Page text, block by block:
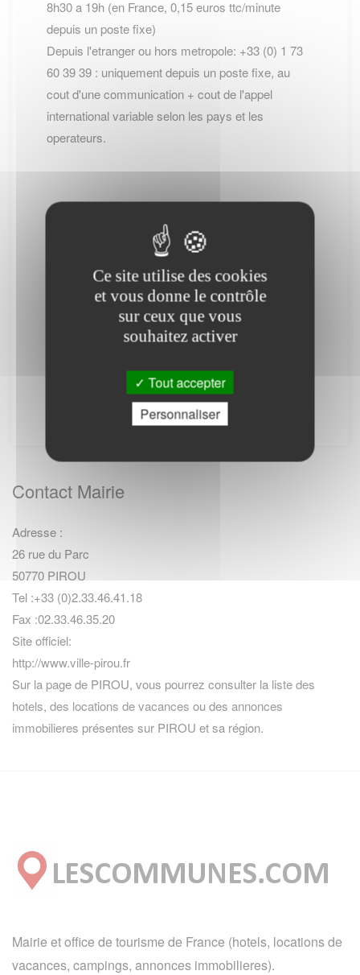
8h30 a 19h (en France, 0,15 euros ttc/minute
depuis un poste fixe)
Depuis l'etranger ou hors metropole: +33 (0) 1 73
60 39 39 : uniquement depuis un poste fixe, au
cout d'une communication + cout de l'appel
international variable selon les pays et les
operateurs.
-- Cliquez ici pour revenir sur la page de
(*) : Attention des frais téléphoniques peuvent
être appliqués.
PS : Le site www.lescommunes.com n'a aucun
simplement de vous connecter à leur site
internet. Il ne fournit aucune prestation.
Contact Mairie
Adresse :
26 rue du Parc
50770 PIROU
Tel :+33 (0)2.33.46.41.18
Fax :02.33.46.35.20
Site officiel:
http://www.ville-pirou.fr
Sur la page de PIROU, vous pourrez consulter la liste des
hotels, des locations de vacances ou des annonces
immobilieres présentes sur PIROU et sa région.
Mairie et office de tourisme de France (hotels, locations de
vacances, campings, annonces immobilieres).
Ce site utilise des cookies
et vous donne le contrôle
sur ceux que vous
souhaitez activer
Tout accepter
Personnaliser